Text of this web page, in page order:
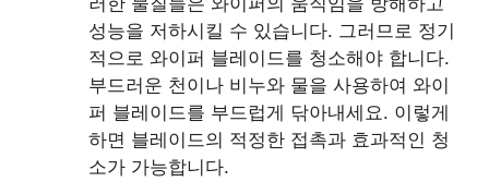
성능을 저하시킬 수 있습니다. 그러므로 정기
적으로 와이퍼 블레이드를 청소해야 합니다.
부드러운 천이나 비누와 물을 사용하여 와이
퍼 블레이드를 부드럽게 닦아내세요. 이렇게
하면 블레이드의 적정한 접촉과 효과적인 청
소가 가능합니다.